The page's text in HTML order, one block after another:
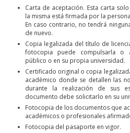
Carta de aceptación. Esta carta
la misma está firmada por la
En caso contrario, no tendrá
de nuevo.
Copia legalizada del título de
fotocopia puede compulsarla o
público o en su propia universidad.
Certificado original o copia
académico donde se detallen las
durante la realización de sus
documento debe solicitarlo en su
Fotocopia de los documentos que
académicos o profesionales
Fotocopia del pasaporte en vigor.